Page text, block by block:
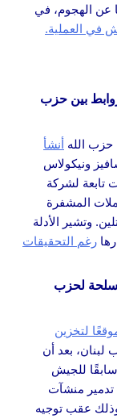
عن الهجوم، في
في العملية.
بين حزب
الله أنشأ
ونيكولاس
تابعة لشركة
المشفرة
وتشير الأدلة
رغم التحقيقات
لحزب
لتخزين
لبنان، بعد أن
سابقًا للجيش
تدمير منشآت
عقب توجيه